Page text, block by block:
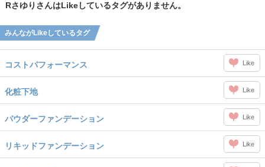
RさゆりさんはLikeしているタグがありません。
みんながLikeしているタグ
コストパフォーマンス Like
化粧下地 Like
パウダーファンデーション Like
リキッドファンデーション Like